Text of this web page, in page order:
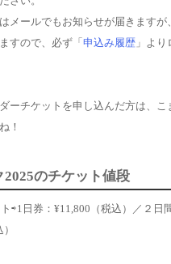
メールでもお知らせが届きますが
すので、必ず「 申込み履歴 」よ
ーチケットを申し込んだ方は、
！
2025のチケット値段
⇨1日券：¥11,800（税込）／２日